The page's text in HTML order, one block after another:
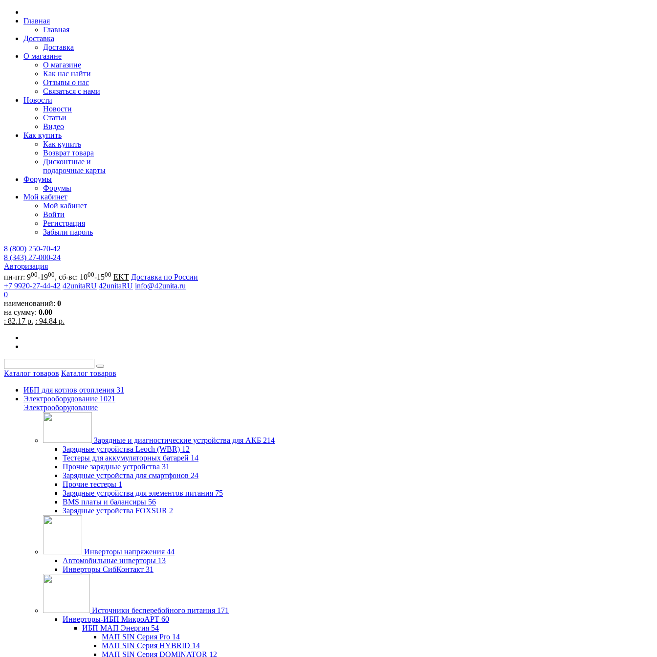
Главная
Главная
Доставка
Доставка
О магазине
О магазине
Как нас найти
Отзывы о нас
Связаться с нами
Новости
Новости
Статьи
Видео
Как купить
Как купить
Возврат товара
Дисконтные и
подарочные карты
Форумы
Форумы
Мой кабинет
Мой кабинет
Войти
Регистрация
Забыли пароль
8 (800) 250-70-42
8 (343) 27-000-24
Авторизация
пн-пт: 900-1900, сб-вс: 1000-1500 EKT Доставка по России
+7 9920-27-44-42 42unitaRU 42unitaRU info@42unita.ru
0
наименований: 0
на сумму: 0.00
: 82.17 р. : 94.84 р.
Каталог товаров Каталог товаров
ИБП для котлов отопления 31
Электрооборудование 1021
Электрооборудование
Зарядные и диагностические устройства для АКБ 214
Зарядные устройства Leoch (WBR) 12
Тестеры для аккумуляторных батарей 14
Прочие зарядные устройства 31
Зарядные устройства для смартфонов 24
Прочие тестеры 1
Зарядные устройства для элементов питания 75
BMS платы и балансиры 56
Зарядные устройства FOXSUR 2
Инверторы напряжения 44
Автомобильные инверторы 13
Инверторы СибКонтакт 31
Источники бесперебойного питания 171
Инверторы-ИБП МикроАРТ 60
ИБП МАП Энергия 54
МАП SIN Серия Pro 14
МАП SIN Серия HYBRID 14
МАП SIN Серия DOMINATOR 12